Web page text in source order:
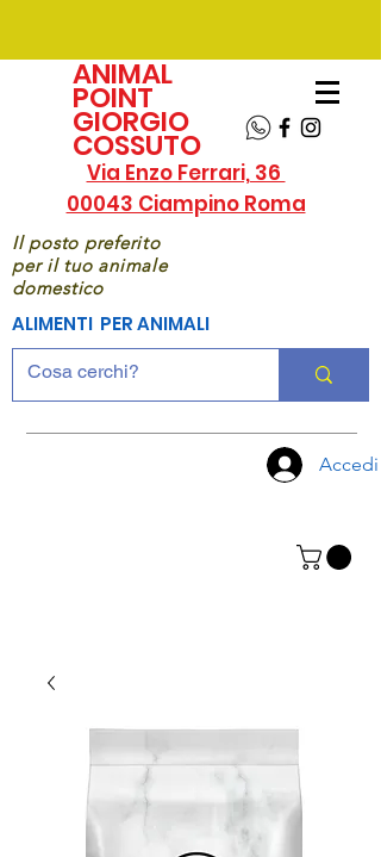
ANIMAL
POINT
GIORGIO
COSSUTO
Via Enzo Ferrari, 36
00043 Ciampino Roma
Il posto preferito
per il tuo animale
domestico
ALIMENTI PER ANIMALI
Accedi